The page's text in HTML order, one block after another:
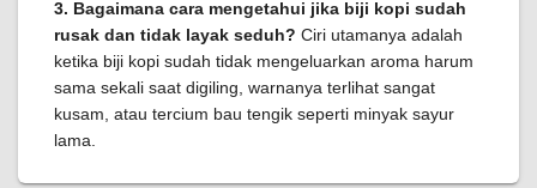
3. Bagaimana cara mengetahui jika biji kopi sudah
rusak dan tidak layak seduh? Ciri utamanya adalah
ketika biji kopi sudah tidak mengeluarkan aroma harum
sama sekali saat digiling, warnanya terlihat sangat
kusam, atau tercium bau tengik seperti minyak sayur
lama.